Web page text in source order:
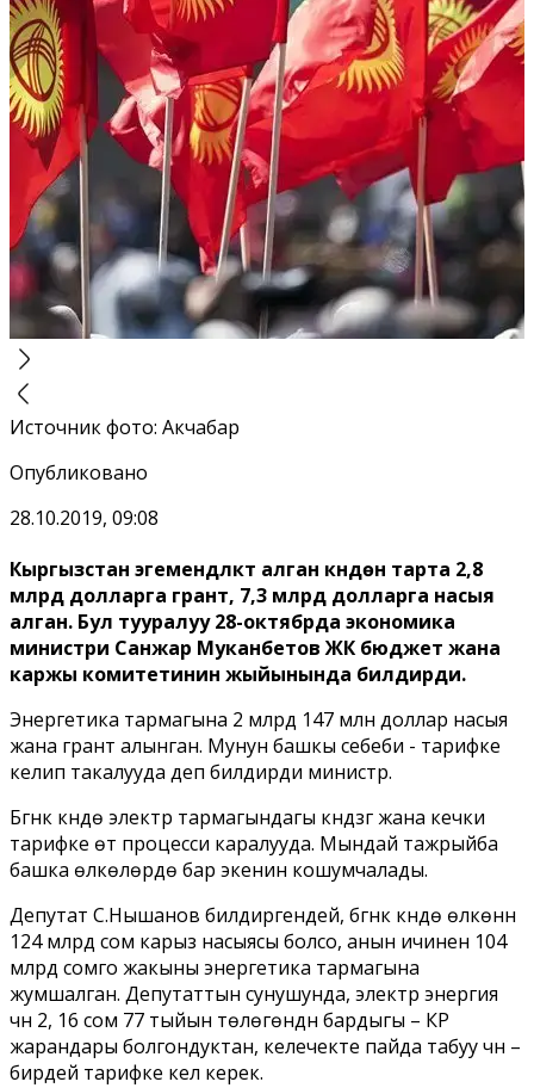
Источник фото: Акчабар
Опубликовано
28.10.2019, 09:08
Кыргызстан эгемендүүлүктү алган күндөн тарта 2,8
млрд долларга грант, 7,3 млрд долларга насыя
алган. Бул тууралуу 28-октябрда экономика
министри Санжар Муканбетов ЖК бюджет жана
каржы комитетинин жыйынында билдирди.
Энергетика тармагына 2 млрд 147 млн доллар насыя
жана грант алынган. Мунун башкы себеби - тарифке
келип такалууда деп билдирди министр.
Бүгүнкү күндө электр тармагындагы күндүзгү жана кечки
тарифке өтүү процесси каралууда. Мындай тажрыйба
башка өлкөлөрдө бар экенин кошумчалады.
Депутат С.Нышанов билдиргендей, бүгүнкү күндө өлкөнүн
124 млрд сом карыз насыясы болсо, анын ичинен 104
млрд сомго жакыны энергетика тармагына
жумшалган. Депутаттын сунушунда, электр энергия
үчүн 2, 16 сом 77 тыйын төлөгөндүн бардыгы – КР
жарандары болгондуктан, келечекте пайда табуу үчүн –
бирдей тарифке келүү керек.